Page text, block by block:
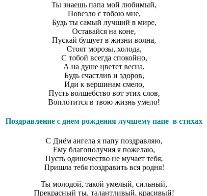
Ты знаешь папа мой любимый,
Повезло с тобою мне,
Будь ты самый лучший в мире,
Оставайся на коне,
Пускай бушует в жизни волна,
Стоят морозы, холода,
С тобой всегда спокойно,
А на душе цветет весна,
Будь счастлив и здоров,
Иди к вершинам смело,
Пусть волшебство вот этих слов,
Воплотится в твою жизнь умело!
Поздравление с днем рождения лучшему папе в стихах
С Днём ангела я папу поздравляю,
Ему благополучия я пожелаю,
Пусть одиночество не мучает тебя,
Пришла тебя поздравить вся родня!
Ты молодой, такой умелый, сильный,
Прекрасный ты, талантливый, красивый!